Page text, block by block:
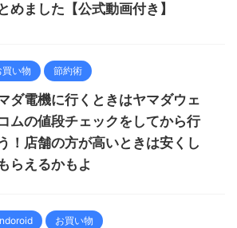
めました【公式動画付き】
買い物 節約術
ダ電機に行くときはヤマダウェ
ムの値段チェックをしてから行
！店舗の方が高いときは安くし
らえるかもよ
お買い物